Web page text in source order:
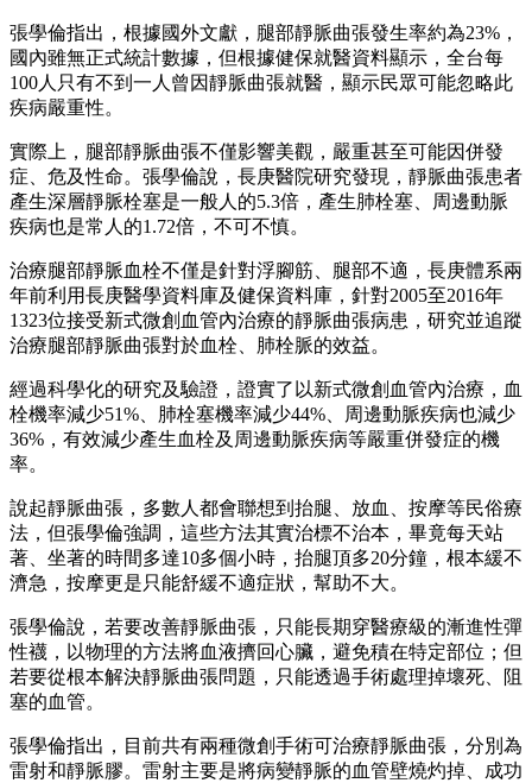
張學倫指出，根據國外文獻，腿部靜脈曲張發生率約為23%，
國內雖無正式統計數據，但根據健保就醫資料顯示，全台每
100人只有不到一人曾因靜脈曲張就醫，顯示民眾可能忽略此
疾病嚴重性。
實際上，腿部靜脈曲張不僅影響美觀，嚴重甚至可能因併發
症、危及性命。張學倫說，長庚醫院研究發現，靜脈曲張患者
產生深層靜脈栓塞是一般人的5.3倍，產生肺栓塞、周邊動脈
疾病也是常人的1.72倍，不可不慎。
治療腿部靜脈血栓不僅是針對浮腳筋、腿部不適，長庚體系兩
年前利用長庚醫學資料庫及健保資料庫，針對2005至2016年
1323位接受新式微創血管內治療的靜脈曲張病患，研究並追蹤
治療腿部靜脈曲張對於血栓、肺栓脈的效益。
經過科學化的研究及驗證，證實了以新式微創血管內治療，血
栓機率減少51%、肺栓塞機率減少44%、周邊動脈疾病也減少
36%，有效減少產生血栓及周邊動脈疾病等嚴重併發症的機
率。
說起靜脈曲張，多數人都會聯想到抬腿、放血、按摩等民俗療
法，但張學倫強調，這些方法其實治標不治本，畢竟每天站
著、坐著的時間多達10多個小時，抬腿頂多20分鐘，根本緩不
濟急，按摩更是只能舒緩不適症狀，幫助不大。
張學倫說，若要改善靜脈曲張，只能長期穿醫療級的漸進性彈
性襪，以物理的方法將血液擠回心臟，避免積在特定部位；但
若要從根本解決靜脈曲張問題，只能透過手術處理掉壞死、阻
塞的血管。
張學倫指出，目前共有兩種微創手術可治療靜脈曲張，分別為
雷射和靜脈膠。雷射主要是將病變靜脈的血管壁燒灼掉、成功